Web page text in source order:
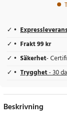
Frakt 99 kr
Säkerhet-
Trygghet- 30
Beskrivning